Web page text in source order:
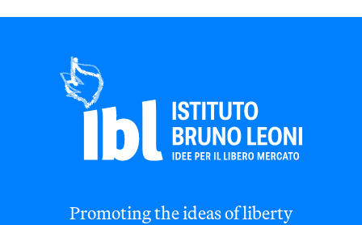
Promoting the ideas of liberty